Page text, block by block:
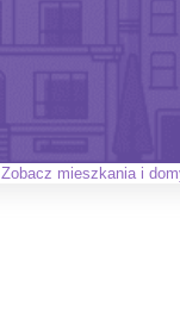
Zobacz mieszkania i